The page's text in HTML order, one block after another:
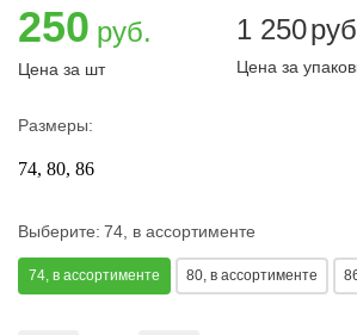
250 руб.
Цена за шт
1 250
Цена за
Размеры:
74 80 86
Выберите: 74, в ассортименте
74, в ассортименте 80, в ассортименте